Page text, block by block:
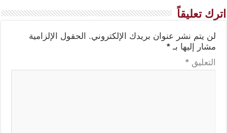
اترك تعليقاً
لن يتم نشر عنوان بريدك الإلكتروني.
الحقول الإلزامية
مشار إليها بـ *
التعليق *